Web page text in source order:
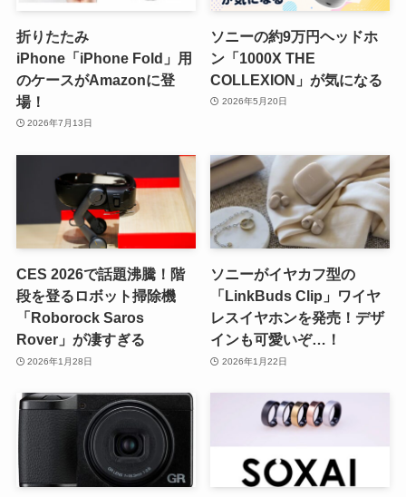
折りたたみ
iPhone「iPhone Fold」用
のケースがAmazonに登
場！
2026年7月13日
ソニーの約9万円ヘッドホ
ン「1000X THE
COLLEXION」が気になる
2026年5月20日
CES 2026で話題沸騰！階
段を登るロボット掃除機
「Roborock Saros
Rover」が凄すぎる
2026年1月28日
ソニーがイヤカフ型の
「LinkBuds Clip」ワイヤ
レスイヤホンを発売！デザ
インも可愛いぞ…！
2026年1月22日